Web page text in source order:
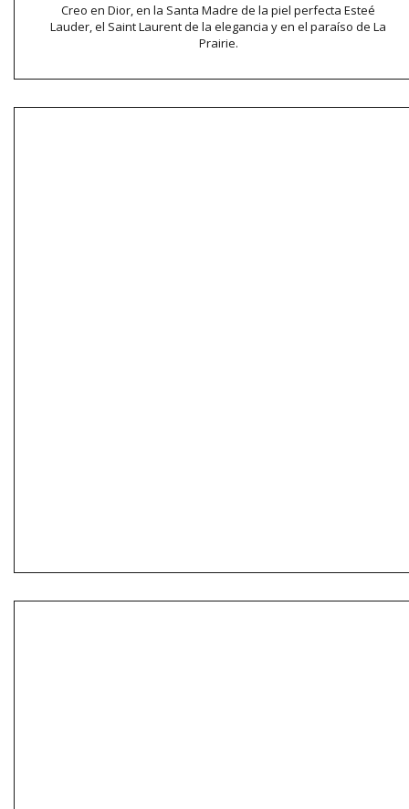
Creo en Dior, en la Santa Madre de la piel perfecta Esteé
Lauder, el Saint Laurent de la elegancia y en el paraíso de La
Prairie.